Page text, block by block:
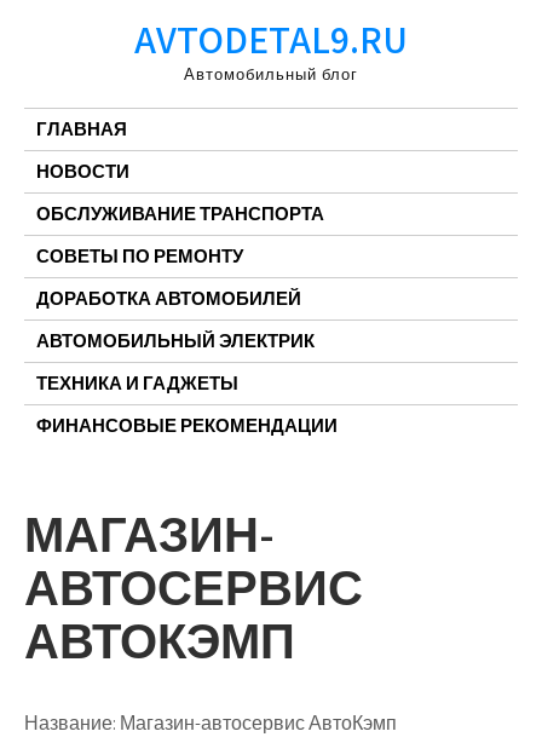
AVTODETAL9.RU
Автомобильный блог
ГЛАВНАЯ
НОВОСТИ
ОБСЛУЖИВАНИЕ ТРАНСПОРТА
СОВЕТЫ ПО РЕМОНТУ
ДОРАБОТКА АВТОМОБИЛЕЙ
АВТОМОБИЛЬНЫЙ ЭЛЕКТРИК
ТЕХНИКА И ГАДЖЕТЫ
ФИНАНСОВЫЕ РЕКОМЕНДАЦИИ
МАГАЗИН-
АВТОСЕРВИС
АВТОКЭМП
Название: Магазин-автосервис АвтоКэмп